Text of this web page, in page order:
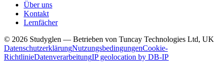
Über uns
Kontakt
Lernfächer
© 2026 Studyglen — Betrieben von Tuncay Technologies Ltd, UK
DatenschutzerklärungNutzungsbedingungenCookie-
RichtlinieDatenverarbeitungIP geolocation by DB-IP